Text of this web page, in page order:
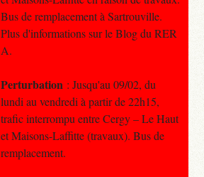
Bus de remplacement à Sartrouville.
Plus d'informations sur le Blog du RER
A.
Perturbation : Jusqu'au 09/02, du
lundi au vendredi à partir de 22h15,
trafic interrompu entre Cergy – Le Haut
et Maisons-Laffitte (travaux). Bus de
remplacement.